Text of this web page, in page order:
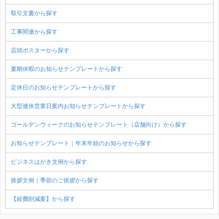
取引文書から探す
工事関連から探す
店頭ポスターから探す
夏期休暇のお知らせテンプレートから探す
定休日のお知らせテンプレートから探す
大型連休営業日案内お知らせテンプレートから探す
ゴールデンウィークのお知らせテンプレート（店舗向け）から探す
お知らせテンプレート｜年末年始のお知らせから探す
ビジネスはがき文例から探す
挨拶文例｜季節のご挨拶から探す
【経費削減案】から探す